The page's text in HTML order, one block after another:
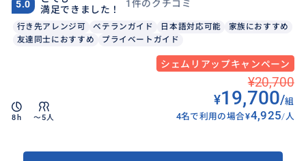
5.0
満足できました！
1件のクチコミ
行き先アレンジ可 ベテランガイド 日本語対応可能
家族におすすめ
友達同士におすすめ
プライベートガイド
シェムリアップキャンペーン
8h 〜5人
¥20,700
¥19,700/組
4名で利用の場合¥4,925/人